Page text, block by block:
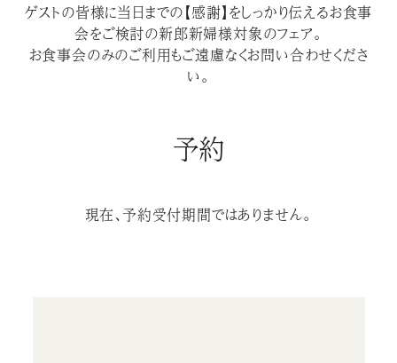
ゲストの皆様に当日までの【感謝】をしっかり伝えるお食事
会をご検討の新郎新婦様対象のフェア。
お食事会のみのご利用もご遠慮なくお問い合わせくださ
い。
予約
現在、予約受付期間ではありません。